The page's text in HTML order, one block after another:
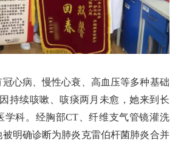
心病、慢性心衰、高血压等多种基础
持续咳嗽、咳痰两月未愈，她来到长
学科。经胸部CT、纤维支气管镜灌洗
明确诊断为肺炎克雷伯杆菌肺炎合并